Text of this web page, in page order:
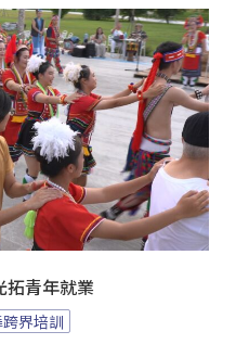
拓青年就業
跨界培訓